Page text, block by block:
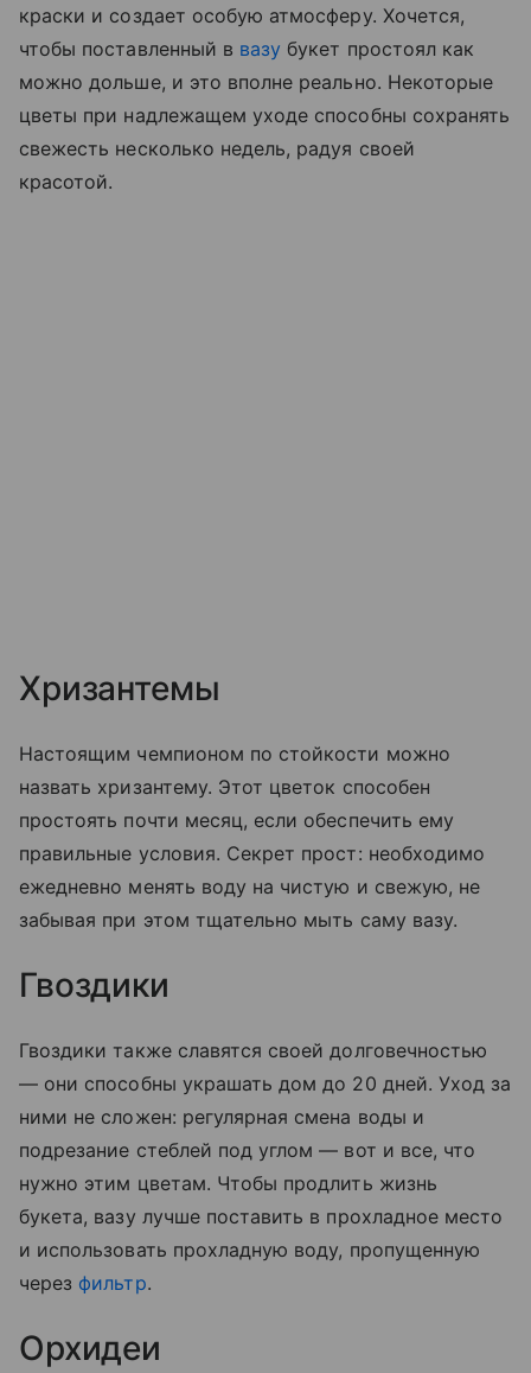
краски и создает особую атмосферу. Хочется,
чтобы поставленный в вазу букет простоял как
можно дольше, и это вполне реально. Некоторые
цветы при надлежащем уходе способны сохранять
свежесть несколько недель, радуя своей
красотой.
Хризантемы
Настоящим чемпионом по стойкости можно
назвать хризантему. Этот цветок способен
простоять почти месяц, если обеспечить ему
правильные условия. Секрет прост: необходимо
ежедневно менять воду на чистую и свежую, не
забывая при этом тщательно мыть саму вазу.
Гвоздики
Гвоздики также славятся своей долговечностью
— они способны украшать дом до 20 дней. Уход за
ними не сложен: регулярная смена воды и
подрезание стеблей под углом — вот и все, что
нужно этим цветам. Чтобы продлить жизнь
букета, вазу лучше поставить в прохладное место
и использовать прохладную воду, пропущенную
через фильтр.
Орхидеи